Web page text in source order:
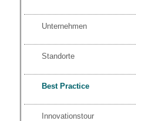
Unternehmen
Standorte
Best Practice
Innovationstour